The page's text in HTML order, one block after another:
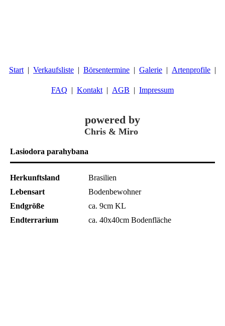
Start Verkaufsliste Börsentermine Galerie Artenprofile
FAQ Kontakt AGB Impressum
powered by
Chris & Miro
Lasiodora parahybana
Herkunftsland
Brasilien
Lebensart
Bodenbewohner
Endgröße
ca. 9cm KL
Endterrarium
ca. 40x40cm Bodenfläche